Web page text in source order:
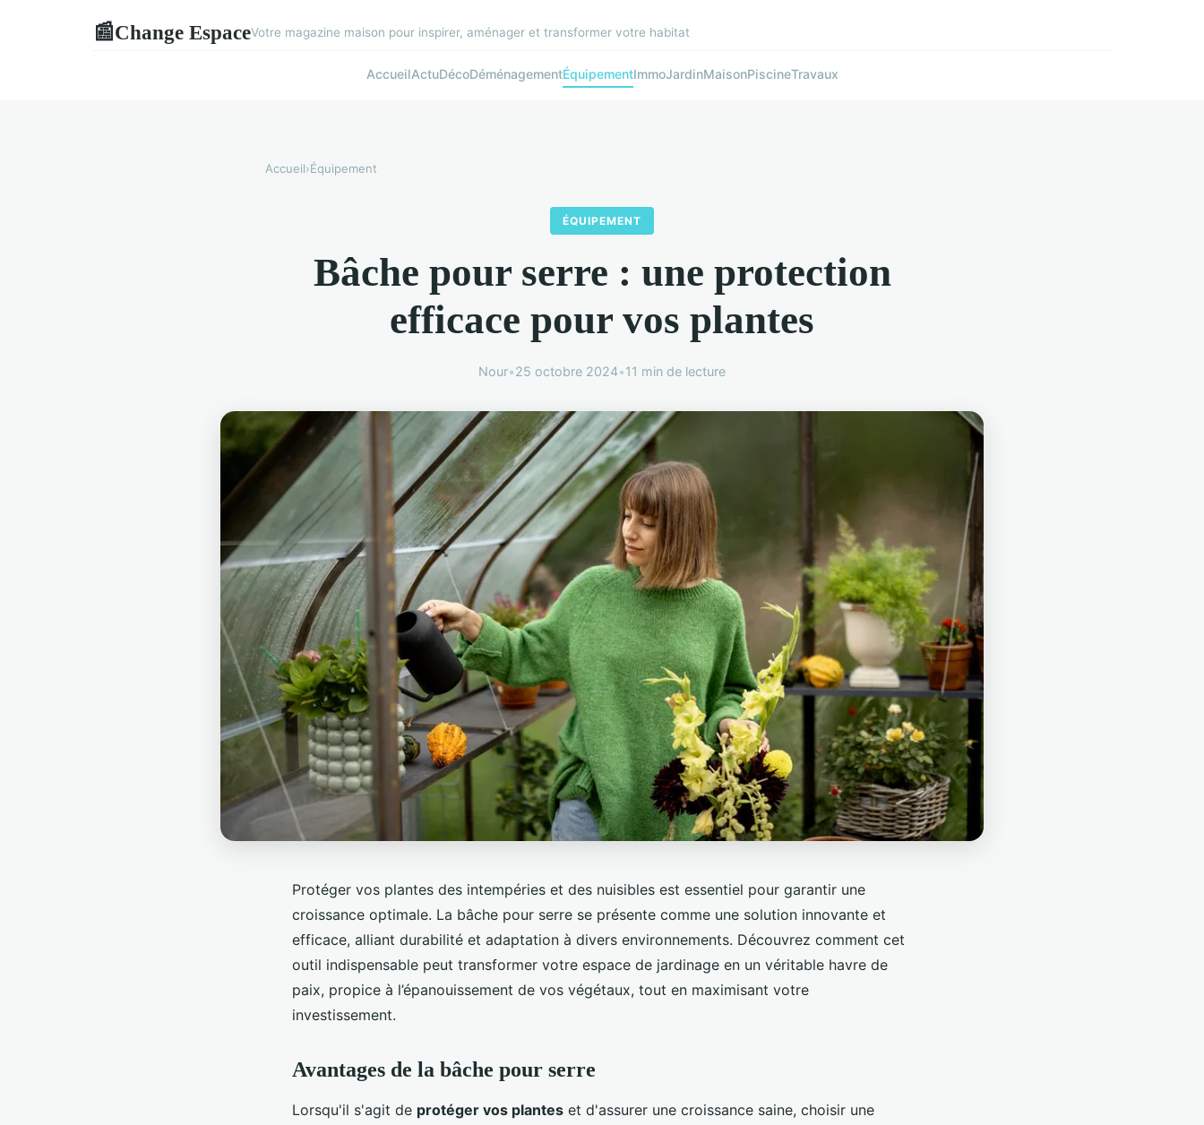
📰Change EspaceVotre magazine maison pour inspirer, aménager et transformer votre habitat
AccueilActuDécoDéménagementÉquipementImmoJardinMaisonPiscineTravaux
Accueil›Équipement
ÉQUIPEMENT
Bâche pour serre : une protection
efficace pour vos plantes
Nour•25 octobre 2024•11 min de lecture
Protéger vos plantes des intempéries et des nuisibles est essentiel pour garantir une
croissance optimale. La bâche pour serre se présente comme une solution innovante et
efficace, alliant durabilité et adaptation à divers environnements. Découvrez comment cet
outil indispensable peut transformer votre espace de jardinage en un véritable havre de
paix, propice à l’épanouissement de vos végétaux, tout en maximisant votre
investissement.
Avantages de la bâche pour serre
Lorsqu'il s'agit de protéger vos plantes et d'assurer une croissance saine, choisir une